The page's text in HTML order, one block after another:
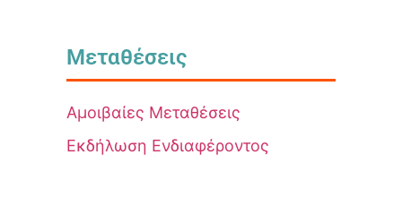
Μεταθέσεις
Αμοιβαίες Μεταθέσεις
Εκδήλωση Ενδιαφέροντος